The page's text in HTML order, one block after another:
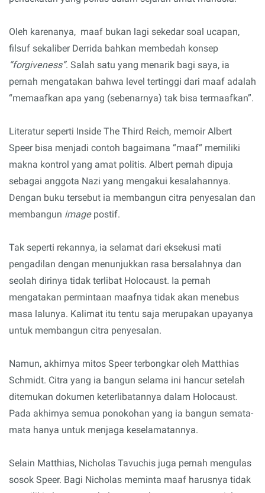
Oleh karenanya, maaf bukan lagi sekedar soal ucapan,
filsuf sekaliber Derrida bahkan membedah konsep
“forgiveness”. Salah satu yang menarik bagi saya, ia
pernah mengatakan bahwa level tertinggi dari maaf adalah
“memaafkan apa yang (sebenarnya) tak bisa termaafkan”.
Literatur seperti Inside The Third Reich, memoir Albert
Speer bisa menjadi contoh bagaimana “maaf“ memiliki
makna kontrol yang amat politis. Albert pernah dipuja
sebagai anggota Nazi yang mengakui kesalahannya.
Dengan buku tersebut ia membangun citra penyesalan dan
membangun imagepostif.
Tak seperti rekannya, ia selamat dari eksekusi mati
pengadilan dengan menunjukkan rasa bersalahnya dan
seolah dirinya tidak terlibat Holocaust. Ia pernah
mengatakan permintaan maafnya tidak akan menebus
masa lalunya. Kalimat itu tentu saja merupakan upayanya
untuk membangun citra penyesalan.
Namun, akhirnya mitos Speer terbongkar oleh Matthias
Schmidt. Citra yang ia bangun selama ini hancur setelah
ditemukan dokumen keterlibatannya dalam Holocaust.
Pada akhirnya semua ponokohan yang ia bangun semata-
mata hanya untuk menjaga keselamatannya.
Selain Matthias, Nicholas Tavuchis juga pernah mengulas
sosok Speer. Bagi Nicholas meminta maaf harusnya tidak